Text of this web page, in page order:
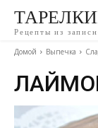
Рецепты из
Домой Выпечка